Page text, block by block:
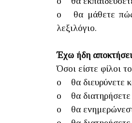
o θα μάθετε πώς
λεξιλόγιο.
Έχω ήδη
Όσοι είστε φίλοι
o θα διευρύνετε
o θα διατηρήσετε
o θα